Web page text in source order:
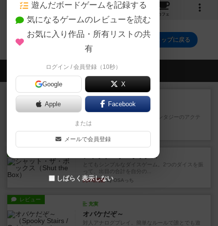
3 1
カフェ
クトゥルフ：死もまた死すべし 未知の恐怖のトップに戻る
会員の新しい投稿
レビュー
エコーズ・オブ・タイム
カードゲームにファイナルファンタジーのアクテ
ィブタイムバトル（もしくは...
約4時間前by ジェイとと
シャット・ザ・ボックス
とてもシンプルなダイスゲーム。2つのダイスを振
って、出目の合計を自分の...
約4時間前by OSAっち
レビュー
充実
オバケだぞ～
対人アナログプレイ。簡単なルールで誰とでも遊
遊んだボードゲームを記録する
気になるゲームのレビューを読む
お気に入り作品・所有リストの共
有
ログイン / 会員登録（10秒）
Google X
Apple Facebook
または
メールで会員登録
しばらく表示しない